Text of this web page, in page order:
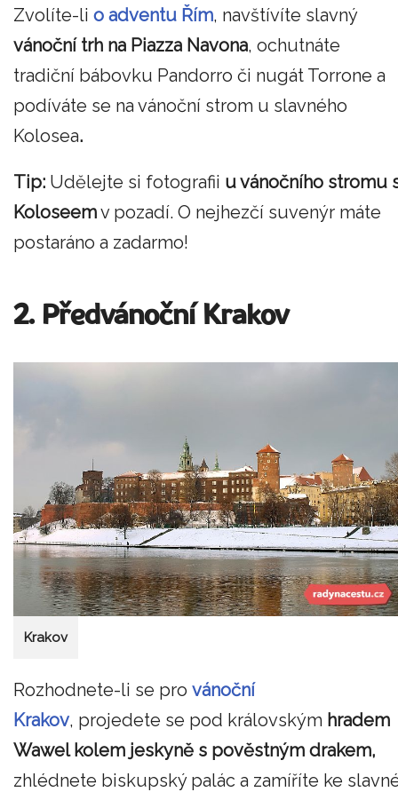
Zvolíte-li o adventu Řím, navštívíte slavný
vánoční trh na Piazza Navona, ochutnáte
tradiční bábovku Pandorro či nugát Torrone a
podíváte se na vánoční strom u slavného
Kolosea.
Tip: Udělejte si fotografii u vánočního stromu
Koloseemv pozadí. O nejhezčí suvenýr máte
postaráno a zadarmo!
2. Předvánoční Krakov
Krakov
Rozhodnete-li se pro vánoční
Krakov, projedete se pod královským hradem
Wawel kolem jeskyně s pověstným drakem,
zhlédnete biskupský palác a zamíříte ke